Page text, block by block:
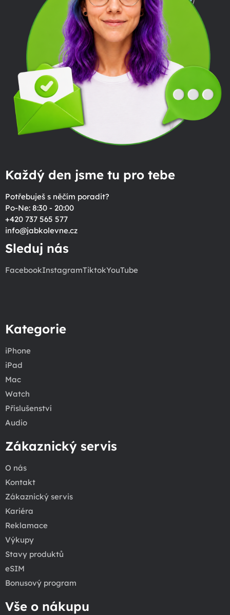
Každý den jsme tu pro tebe
Potřebuješ s něčím poradit?
Po-Ne: 8:30 - 20:00
+420 737 565 577
info@jabkolevne.cz
Sleduj nás
FacebookInstagramTiktokYouTube
Kategorie
iPhone
iPad
Mac
Watch
Příslušenství
Audio
Zákaznický servis
O nás
Kontakt
Zákaznický servis
Kariéra
Reklamace
Výkupy
Stavy produktů
eSIM
Bonusový program
Vše o nákupu